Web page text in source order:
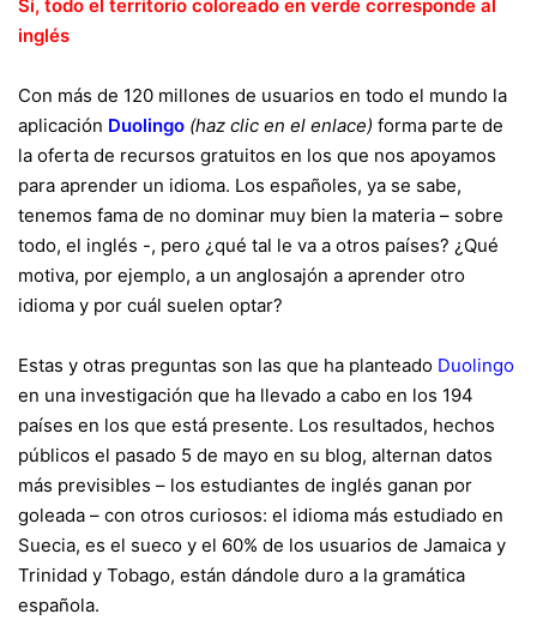
Sí, todo el territorio coloreado en verde corresponde al
inglés
Con más de 120 millones de usuarios en todo el mundo la
aplicación Duolingo (haz clic en el enlace) forma parte de
la oferta de recursos gratuitos en los que nos apoyamos
para aprender un idioma. Los españoles, ya se sabe,
tenemos fama de no dominar muy bien la materia – sobre
todo, el inglés -, pero ¿qué tal le va a otros países? ¿Qué
motiva, por ejemplo, a un anglosajón a aprender otro
idioma y por cuál suelen optar?
Estas y otras preguntas son las que ha planteado Duolingo
en una investigación que ha llevado a cabo en los 194
países en los que está presente. Los resultados, hechos
públicos el pasado 5 de mayo en su blog, alternan datos
más previsibles – los estudiantes de inglés ganan por
goleada – con otros curiosos: el idioma más estudiado en
Suecia, es el sueco y el 60% de los usuarios de Jamaica y
Trinidad y Tobago, están dándole duro a la gramática
española.